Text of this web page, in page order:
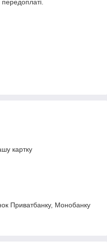
картку
Приватбанку, Монобанку